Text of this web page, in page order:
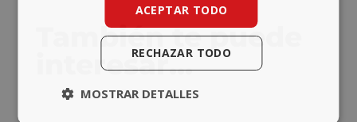
También te puede
interesar…
ACEPTAR TODO
RECHAZAR TODO
MOSTRAR DETALLES